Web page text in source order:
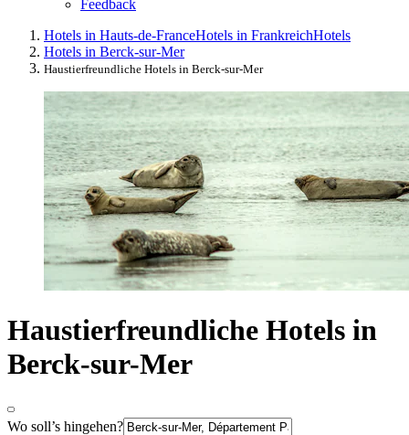
Feedback
Hotels in Hauts-de-FranceHotels in FrankreichHotels
Hotels in Berck-sur-Mer
Haustierfreundliche Hotels in Berck-sur-Mer
Haustierfreundliche Hotels in
Berck-sur-Mer
Wo soll’s hingehen?